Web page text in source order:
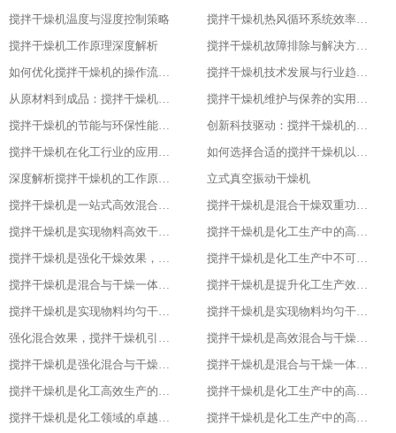
搅拌干燥机温度与湿度控制策略
搅拌干燥机热风循环系统效率研究
搅拌干燥机工作原理深度解析
搅拌干燥机故障排除与解决方案大全
如何优化搅拌干燥机的操作流程以提升产品质量
搅拌干燥机技术发展与行业趋势分析
从原材料到成品：搅拌干燥机在食品行业的全流程应用
搅拌干燥机维护与保养的实用指南
搅拌干燥机的节能与环保性能探究
创新科技驱动：搅拌干燥机的智能化升级
搅拌干燥机在化工行业的应用实例
如何选择合适的搅拌干燥机以提高生产效率
深度解析搅拌干燥机的工作原理与应用
立式真空振动干燥机
搅拌干燥机是一站式高效混合与干燥解决方案
搅拌干燥机是混合干燥双重功效，化工生产新助力，提升产品质量
搅拌干燥机是实现物料高效干燥的创新之选，提升产品质量
搅拌干燥机是化工生产中的高效混合与干燥专家，提升产品质量
搅拌干燥机是强化干燥效果，提升产品质量的关键
搅拌干燥机是化工生产中不可或缺的高效工具
搅拌干燥机是混合与干燥一体化的创新解决方案
搅拌干燥机是提升化工生产效率的得力助手
搅拌干燥机是实现物料均匀干燥的专业设备
搅拌干燥机是实现物料均匀干燥的专业设备
强化混合效果，搅拌干燥机引领化工新潮流
搅拌干燥机是高效混合与干燥新标杆
搅拌干燥机是强化混合与干燥效果的理想设备
搅拌干燥机是混合与干燥一体化的高效利器
搅拌干燥机是化工高效生产的得力助手
搅拌干燥机是化工生产中的高效干燥与混合专家
搅拌干燥机是化工领域的卓越干燥利器
搅拌干燥机是化工生产中的高效利器